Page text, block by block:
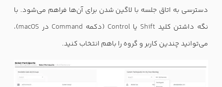
دسترسی به اتاق جلسه با لاگین شدن برای آن‌ها فراهم می‌شود. با
نگه داشتن کلید Shift یا Control (دکمه Command در macOS)،
می‌توانید چندین کاربر و گروه را باهم انتخاب کنید.